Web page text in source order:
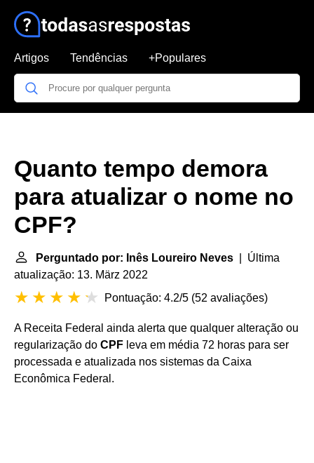
Artigos Tendências +Populares
Quanto tempo demora
para atualizar o nome no
CPF?
Perguntado por: Inês Loureiro Neves | Última
atualização: 13. März 2022
Pontuação: 4.2/5 (52 avaliações)
A Receita Federal ainda alerta que qualquer alteração ou
regularização do CPF leva em média 72 horas para ser
processada e atualizada nos sistemas da Caixa
Econômica Federal.